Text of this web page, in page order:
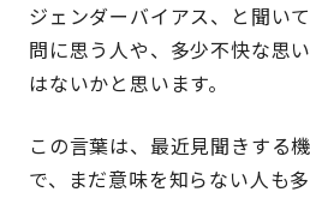
ジェンダーバイアス、と聞い
問に思う人や、多少不快な思
はないかと思います。
この言葉は、最近見聞きする
で、まだ意味を知らない人も多